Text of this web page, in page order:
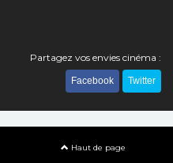
Partagez vos envies cinéma :
Facebook Twitter
Haut de page